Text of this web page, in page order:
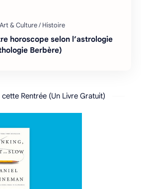
horoscope selon l’astrologie
Berbère)
Rentrée (Un Livre Gratuit)